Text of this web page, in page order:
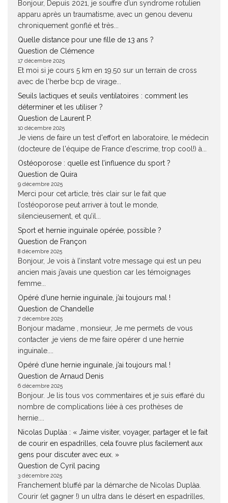
Bonjour, Depuis 2021, je souffre d’un syndrome rotulien
apparu après un traumatisme, avec un genou devenu
chroniquement gonflé et très...
Quelle distance pour une fille de 13 ans ?
Question de Clémence
17 décembre 2025
Et moi si je cours 5 km en 19.50 sur un terrain de cross
avec de l'herbe bcp de virage...
Seuils lactiques et seuils ventilatoires : comment les
déterminer et les utiliser ?
Question de Laurent P.
10 décembre 2025
Je viens de faire un test d'effort en laboratoire, le médecin
(docteure de l'équipe de France d'escrime, trop cool!) à...
Ostéoporose : quelle est l’influence du sport ?
Question de Quira
9 décembre 2025
Merci pour cet article, très clair sur le fait que
l’ostéoporose peut arriver à tout le monde,
silencieusement, et qu’il...
Sport et hernie inguinale opérée, possible ?
Question de Françon
8 décembre 2025
Bonjour, Je vois à l’instant votre message qui est un peu
ancien mais j’avais une question car les témoignages
femme...
Opéré d’une hernie inguinale, j’ai toujours mal !
Question de Chandelle
7 décembre 2025
Bonjour madame , monsieur, Je me permets de vous
contacter ,je viens de me faire opérer d une hernie
inguinale....
Opéré d’une hernie inguinale, j’ai toujours mal !
Question de Arnaud Denis
6 décembre 2025
Bonjour. Je lis tous vos commentaires et je suis effaré du
nombre de complications liée à ces prothèses de
hernie....
Nicolas Duplàa : « J’aime visiter, voyager, partager et le fait
de courir en espadrilles, cela t’ouvre plus facilement aux
gens pour discuter avec eux. »
Question de Cyril pacing
3 décembre 2025
Franchement bluffé par la démarche de Nicolas Duplàa.
Courir (et gagner !) un ultra dans le désert en espadrilles,